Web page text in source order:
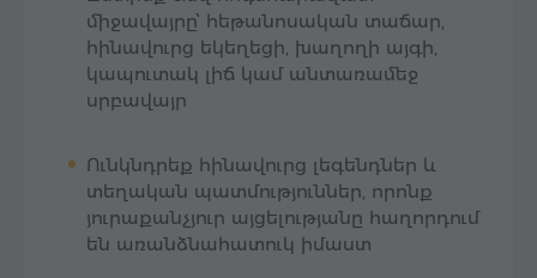
միջավայրը՝ հեթանոսական տաճար,
հինավուրց եկեղեցի, խաղողի այգի,
կապուտակ լիճ կամ անտառամեջ
սրբավայր
Ունկնդրեք հինավուրց լեգենդներ և
տեղական պատմություններ, որոնք
յուրաքանչյուր այցելությանը հաղորդում
են առանձնահատուկ իմաստ